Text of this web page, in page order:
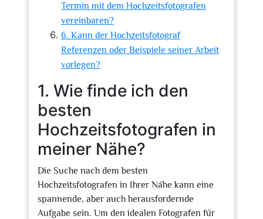
Termin mit dem Hochzeitsfotografen
vereinbaren?
6. Kann der Hochzeitsfotograf
Referenzen oder Beispiele seiner Arbeit
vorlegen?
1. Wie finde ich den
besten
Hochzeitsfotografen in
meiner Nähe?
Die Suche nach dem besten
Hochzeitsfotografen in Ihrer Nähe kann eine
spannende, aber auch herausfordernde
Aufgabe sein. Um den idealen Fotografen für